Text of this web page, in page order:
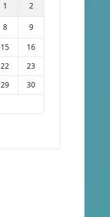
1 2
8
9
15
16
22
23
29
30